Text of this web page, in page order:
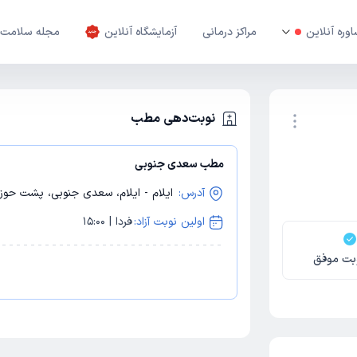
آنلاین مراکز درمانی آزمایشگاه آنلاین مجله سلامت
موفق
نوبت‌دهی مطب
مطب سعدی جنوبی
آدرس: ایلام - ایلام، سعدی جنوبی، پشت
اولین نوبت آزاد:فردا | 15:00